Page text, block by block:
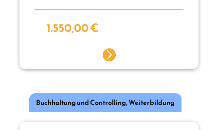
1.550,00€
Buchhaltung und Controlling,Weiterbildung